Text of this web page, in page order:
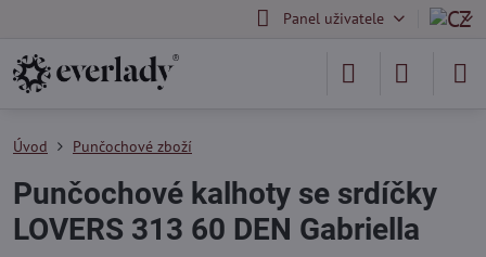
Panel uživatele
Úvod Punčochové zboží
Punčochové kalhoty se srdíčky
LOVERS 313 60 DEN Gabriella